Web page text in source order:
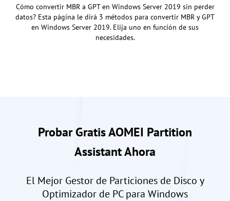
Cómo convertir MBR a GPT en Windows Server 2019 sin perder
datos? Esta página le dirá 3 métodos para convertir MBR y GPT
en Windows Server 2019. Elija uno en función de sus
necesidades.
Probar Gratis AOMEI Partition
Assistant Ahora
El Mejor Gestor de Particiones de Disco y
Optimizador de PC para Windows